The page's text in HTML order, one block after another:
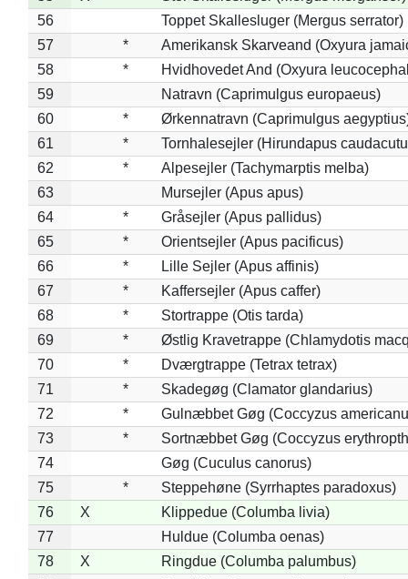
56
Toppet Skallesluger (Mergus serrator)
57
*
Amerikansk Skarveand (Oxyura
58
*
Hvidhovedet And (Oxyura
59
Natravn (Caprimulgus europaeus)
60
*
Ørkennatravn (Caprimulgus
61
*
Tornhalesejler (Hirundapus
62
*
Alpesejler (Tachymarptis melba)
63
Mursejler (Apus apus)
64
*
Gråsejler (Apus pallidus)
65
*
Orientsejler (Apus pacificus)
66
*
Lille Sejler (Apus affinis)
67
*
Kaffersejler (Apus caffer)
68
*
Stortrappe (Otis tarda)
69
*
Østlig Kravetrappe (Chlamydotis
70
*
Dværgtrappe (Tetrax tetrax)
71
*
Skadegøg (Clamator glandarius)
72
*
Gulnæbbet Gøg (Coccyzus
73
*
Sortnæbbet Gøg (Coccyzus
74
Gøg (Cuculus canorus)
75
*
Steppehøne (Syrrhaptes paradoxus)
76
X
Klippedue (Columba livia)
77
Huldue (Columba oenas)
78
X
Ringdue (Columba palumbus)